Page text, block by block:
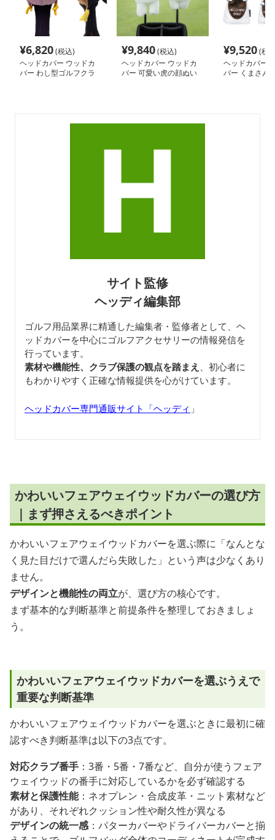
¥6,820(税込)
ヘッドカバー ウッドカ
バー わし型ゴルフクラ
¥9,840(税込)
ヘッドカバー ウッドカ
バー 可愛い虎の顔ぬい
¥9,520(税
ヘッドカバー
バー くまさん
サイト監修
ヘッディ編集部
ゴルフ用品業界に精通した編集者・監修者として、ヘ
ッドカバーを中心にゴルフアクセサリーの情報発信を
行っています。
素材や機能性、クラブ保護の観点を踏まえ
、初心者に
もわかりやすく正確な情報提供を心がけています。
ヘッドカバー専門通販サイト「ヘッディ 」
かわいいフェアウェイウッドカバーの選び方
｜まず押さえるべきポイント
かわいいフェアウェイウッドカバーを選ぶ際に「なんとな
く見た目だけで選んだら失敗した」という声は少なくあり
ません。
デザインと機能性の両立が、選び方の核心です。
まず基本的な判断基準と前提条件を整理しておきましょ
う。
かわいいフェアウェイウッドカバーを選ぶうえで
重要な判断基準
かわいいフェアウェイウッドカバーを選ぶときに最初に確
認すべき判断基準は以下の3点です。
対応クラブ番手 ：3番・5番・7番など、自分が使うフェア
ウェイウッドの番手に対応しているかを必ず確認する
素材と保護性能：ネオプレン・合成皮革・ニット素材など
があり、それぞれクッション性や耐久性が異なる
デザインの統一感：パターカバーやドライバーカバーと揃